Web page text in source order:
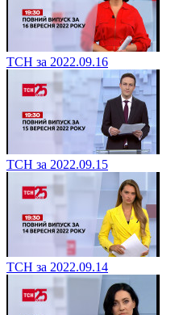
ТСН за 2022.09.16
ТСН за 2022.09.15
ТСН за 2022.09.14